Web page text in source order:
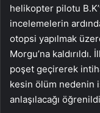
helikopter pilotu
incelemelerin
otopsi yapılmak
Morgu’na
poşet geçirerek
kesin ölüm nedenin
anlaşılacağı